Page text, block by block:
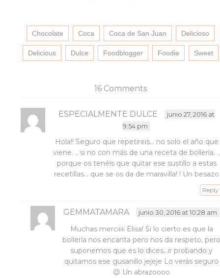
Facebook
(Se
abre
en
una
ventana
Twitter
(Se
abre
en
una
ventana
Pinterest
(Se
abre
en
una
ventana
enlace
por
correo
electrónico
un
una
Chocolate Coca Coca de San Juan Delicioso
Delicious Dulce Foodblogger Foodie Sweet
16 Comments
ESPECIALMENTE DULCE
junio 27, 2016 at
9:54 pm
Hola!! Seguro que repetireis… no solo el año que
viene. .. si no con más de una receta de bollería. ..
porque os tenéis que quitar ese sustillo a estas
recetillas… que se os da de maravilla! ! Un besazo
Reply
GEMMATAMARA junio 30, 2016 at 10:28 am
Muchas merciiiii Elisa! Si lo cierto es que la
bollería nos encanta pero nos da respeto,
suponemos que es lo dices…ir probando y
quitarnos ese gusanillo jejeje Lo verás seguro
😉 Un abrazoooo